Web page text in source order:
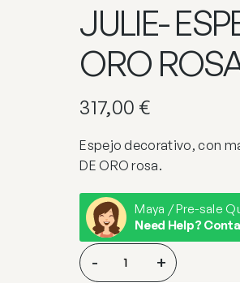
JULIE-
ORO
317,00 €
Espejo decorativo, con
DE ORO rosa.
Maya / Pre-sale
Need Help?
JULIE-
ESPEJO
- +